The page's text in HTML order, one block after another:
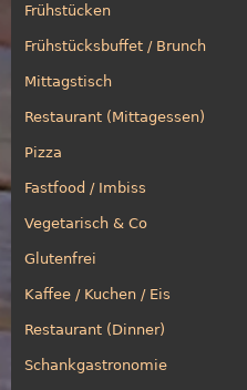
Frühstücken
Frühstücksbuffet / Brunch
Mittagstisch
Restaurant (Mittagessen)
Pizza
Fastfood / Imbiss
Vegetarisch & Co
Glutenfrei
Kaffee / Kuchen / Eis
Restaurant (Dinner)
Schankgastronomie